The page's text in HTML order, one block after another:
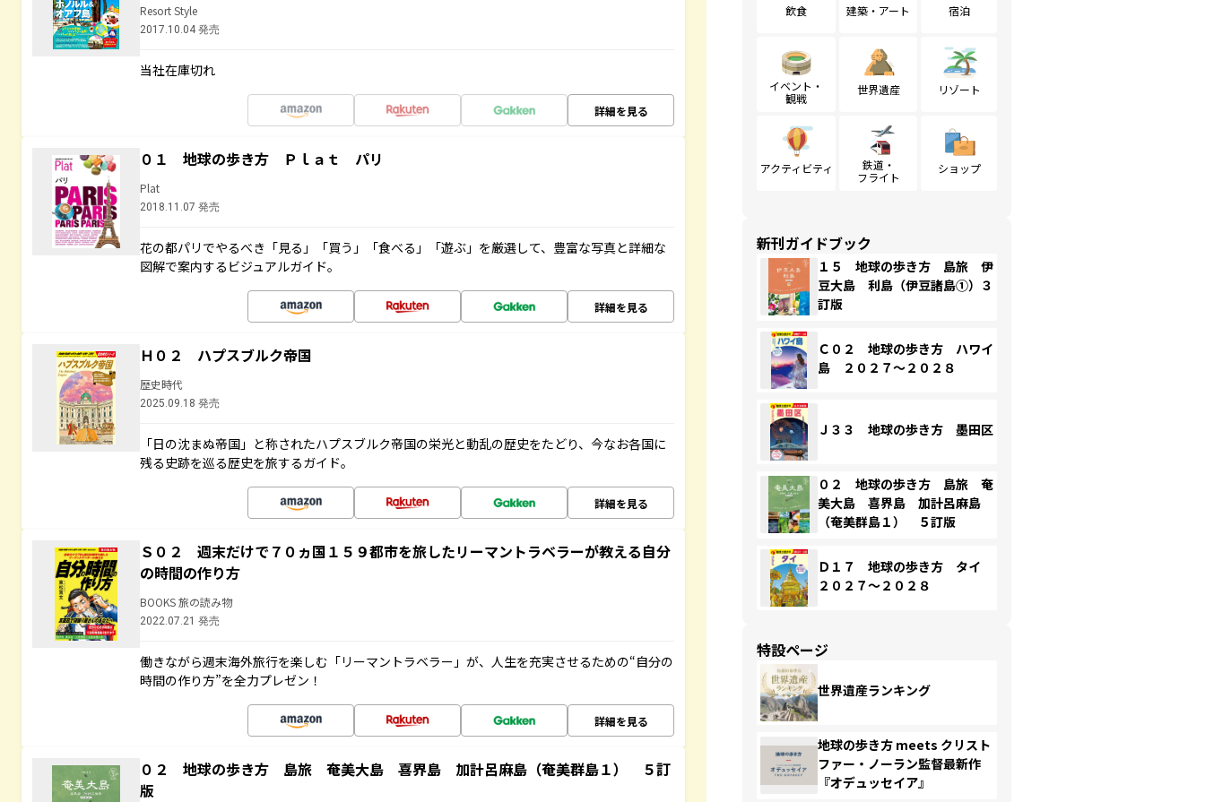
Resort Style
2017.10.04 発売
当社在庫切れ
詳細を見る
０１ 地球の歩き方 Ｐｌａｔ パリ
Plat
2018.11.07 発売
花の都パリでやるべき「見る」「買う」「食べる」「遊ぶ」を厳選して、豊富な写真と詳細な
図解で案内するビジュアルガイド。
詳細を見る
Ｈ０２ ハプスブルク帝国
歴史時代
2025.09.18 発売
「日の沈まぬ帝国」と称されたハプスブルク帝国の栄光と動乱の歴史をたどり、今なお各国に
残る史跡を巡る歴史を旅するガイド。
詳細を見る
Ｓ０２ 週末だけで７０ヵ国１５９都市を旅したリーマントラベラーが教える自分
の時間の作り方
BOOKS 旅の読み物
2022.07.21 発売
働きながら週末海外旅行を楽しむ「リーマントラベラー」が、人生を充実させるための“自分の
時間の作り方”を全力プレゼン！
詳細を見る
０２ 地球の歩き方 島旅 奄美大島 喜界島 加計呂麻島（奄美群島１） ５訂
版
飲食 建築・アート 宿泊
イベント・
観戦
世界遺産 リゾート
アクティビティ
鉄道・
フライト
ショップ
新刊ガイドブック
１５ 地球の歩き方 島旅 伊
豆大島 利島（伊豆諸島①）３
訂版
Ｃ０２ 地球の歩き方 ハワイ
島 ２０２７～２０２８
Ｊ３３ 地球の歩き方 墨田区
０２ 地球の歩き方 島旅 奄
美大島 喜界島 加計呂麻島
（奄美群島１） ５訂版
Ｄ１７ 地球の歩き方 タイ
２０２７～２０２８
特設ページ
世界遺産ランキング
地球の歩き方 meets クリスト
ファー・ノーラン監督最新作
『オデュッセイア』